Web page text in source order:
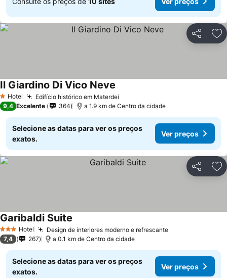
Partilhar
1 Estrelas
Hotel Edifício histórico em Materdei
Il Giardino Di Vico Neve
9,4 Excelente 364 a 1.9 km de Centro da cidade
Selecione as datas para ver os preços
exatos.
Ver preços
Partilhar
3 EstrelasHotel Design de interiores moderno e refrescanteVer preços
Garibaldi Suite
7,4 267 a 0.1 km de Centro da cidade
Selecione as datas para ver os preços
exatos.
Ver preços